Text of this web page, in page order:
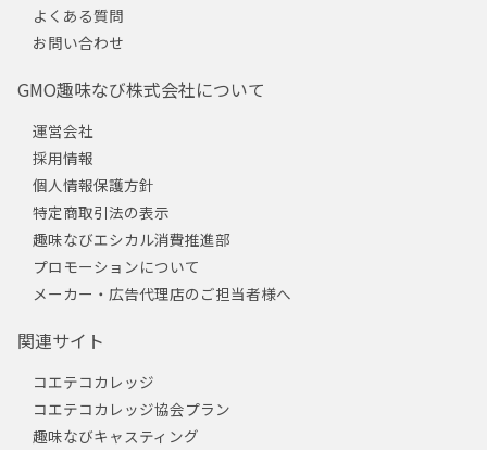
よくある質問
お問い合わせ
GMO趣味なび株式会社について
運営会社
採用情報
個人情報保護方針
特定商取引法の表示
趣味なびエシカル消費推進部
プロモーションについて
メーカー・広告代理店のご担当者様へ
関連サイト
コエテコカレッジ
コエテコカレッジ協会プラン
趣味なびキャスティング